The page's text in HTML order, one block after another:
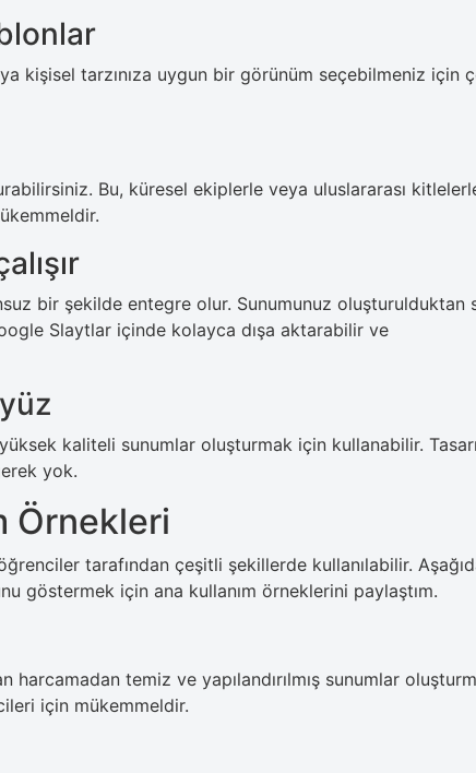
kişisel tarzınıza uygun bir görünüm seçebilmeniz için
Bu, küresel ekiplerle veya uluslararası
bir şekilde entegre olur. Sunumunuz oluşturulduktan
Slaytlar içinde kolayca dışa aktarabilir ve
kaliteli sunumlar oluşturmak için kullanabilir.
yok.
Örnekleri
tarafından çeşitli şekillerde kullanılabilir.
göstermek için ana kullanım örneklerini paylaştım.
harcamadan temiz ve yapılandırılmış sunumlar
için mükemmeldir.